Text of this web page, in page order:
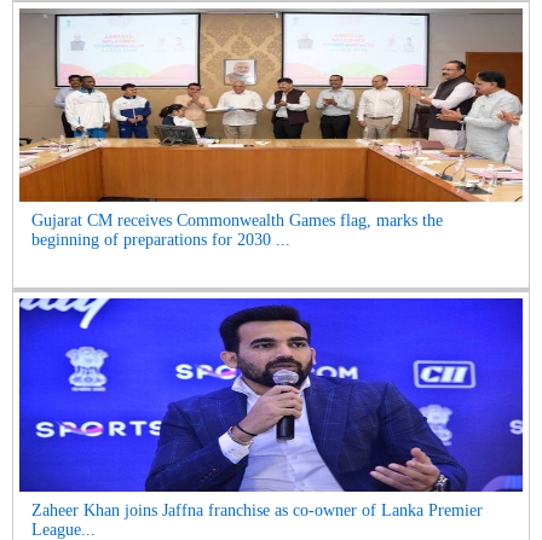
Gujarat CM receives Commonwealth Games flag, marks the
beginning of preparations for 2030 ...
Zaheer Khan joins Jaffna franchise as co-owner of Lanka Premier
League...